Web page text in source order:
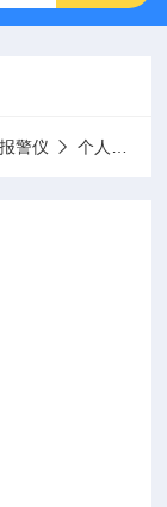
警仪 个人剂量报警仪